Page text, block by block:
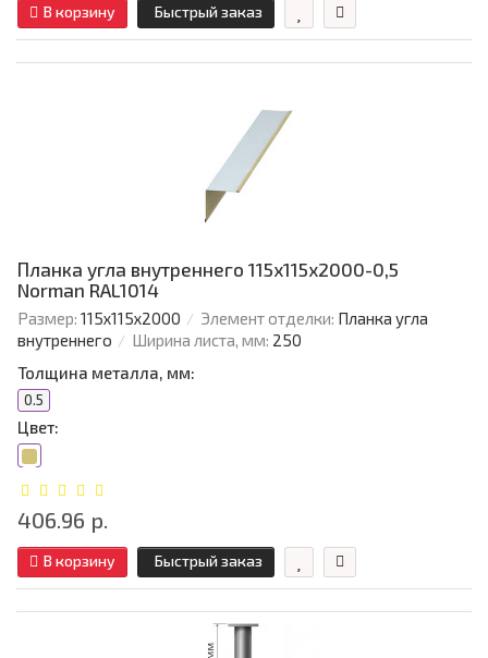
В корзину Быстрый заказ
Планка угла внутреннего 115х115х2000-0,5
Norman RAL1014
Размер: 115х115х2000 Элемент отделки: Планка угла
внутреннего
Ширина листа, мм: 250
Толщина металла, мм:
0.5
Цвет:
406.96 р.
В корзину Быстрый заказ